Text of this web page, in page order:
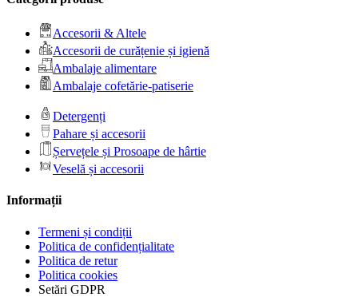
Accesorii & Altele
Accesorii de curățenie și igienă
Ambalaje alimentare
Ambalaje cofetărie-patiserie
Detergenți
Pahare și accesorii
Șervețele și Prosoape de hârtie
Veselă și accesorii
Informații
Termeni și condiții
Politica de confidențialitate
Politica de retur
Politica cookies
Setări GDPR